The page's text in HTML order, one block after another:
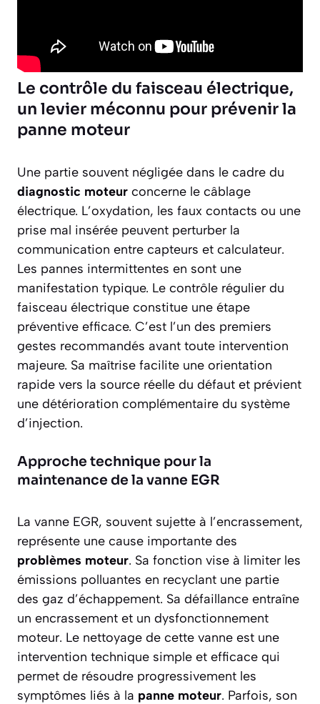
Le contrôle du faisceau électrique,
un levier méconnu pour prévenir la
panne moteur
Une partie souvent négligée dans le cadre du
diagnostic moteur concerne le câblage
électrique. L’oxydation, les faux contacts ou une
prise mal insérée peuvent perturber la
communication entre capteurs et calculateur.
Les pannes intermittentes en sont une
manifestation typique. Le contrôle régulier du
faisceau électrique constitue une étape
préventive efficace. C’est l’un des premiers
gestes recommandés avant toute intervention
majeure. Sa maîtrise facilite une orientation
rapide vers la source réelle du défaut et prévient
une détérioration complémentaire du système
d’injection.
Approche technique pour la
maintenance de la vanne EGR
La vanne EGR, souvent sujette à l’encrassement,
représente une cause importante des
problèmes moteur. Sa fonction vise à limiter les
émissions polluantes en recyclant une partie
des gaz d’échappement. Sa défaillance entraîne
un encrassement et un dysfonctionnement
moteur. Le nettoyage de cette vanne est une
intervention technique simple et efficace qui
permet de résoudre progressivement les
symptômes liés à la panne moteur. Parfois, son